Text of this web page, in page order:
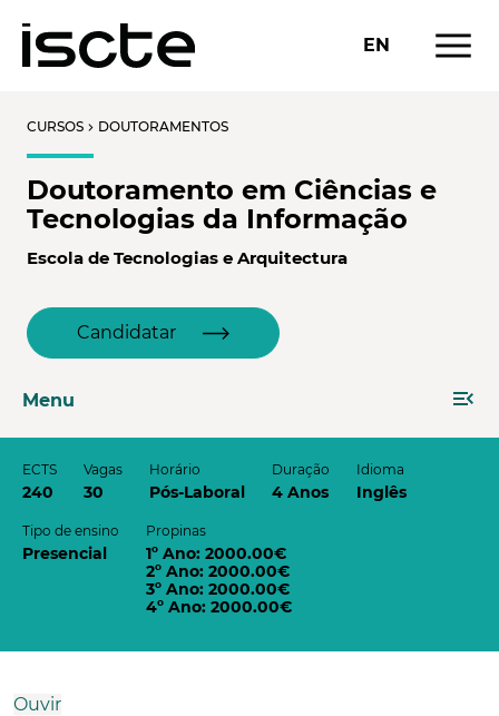
EN menu
CURSOS chevron_right DOUTORAMENTOS
Doutoramento em Ciências e
Tecnologias da Informação
Escola de Tecnologias e Arquitectura
Candidatar
Menu menu_open
ECTS
240
Vagas
30
Horário
Pós-Laboral
Duração
4 Anos
Idioma
Inglês
Tipo de ensino
Presencial
Propinas
1º Ano: 2000.00€
2º Ano: 2000.00€
3º Ano: 2000.00€
4º Ano: 2000.00€
Ouvir